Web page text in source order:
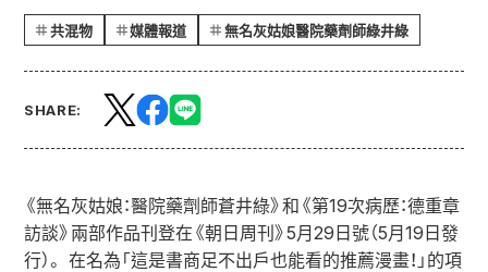
共混物 媒體報道 無名灰姑娘醫院藥劑師綠井綠
SHARE:
《無名灰姑娘：醫院藥劑師蒼井綠》和《第19次病歷：德重章
訪談》兩部作品刊登在《朝日周刊》5月29日號（5月19日發
行）。 在名為「這是書商足不出戶也能看的推薦漫畫！」的項